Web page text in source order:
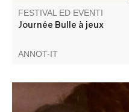
FESTIVAL ED EVENTI
Journée Bulle à jeux
ANNOT-IT
Restez sur vos gardes...